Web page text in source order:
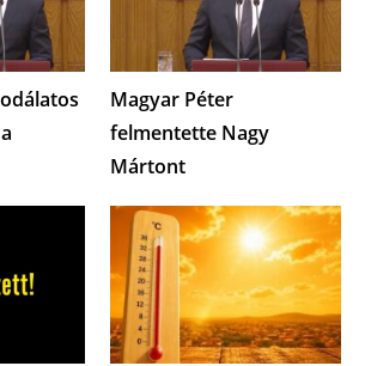
Magyar Péter
felmentette Nagy
Mártont